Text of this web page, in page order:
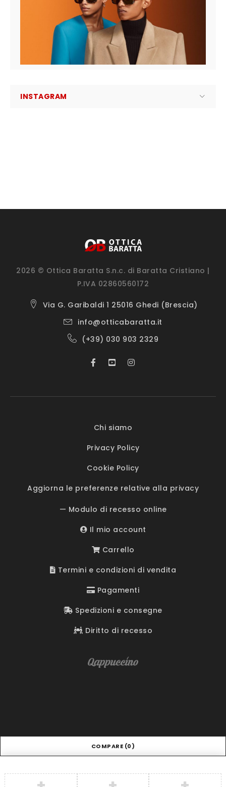
INSTAGRAM
2026 © Ottica Baratta S.n.c. di Baratta Cristiano |
P.IVA 02860560172
Via G. Garibaldi 1 25016 Ghedi (Brescia)
info@otticabaratta.it
(+39) 030 903 2329
Chi siamo
Privacy Policy
Cookie Policy
Aggiorna le preferenze relative alla privacy
— Modulo di recesso online
Il mio account
Carrello
Termini e condizioni di vendita
Pagamenti
Spedizioni e consegne
Diritto di recesso
COMPARE (0)